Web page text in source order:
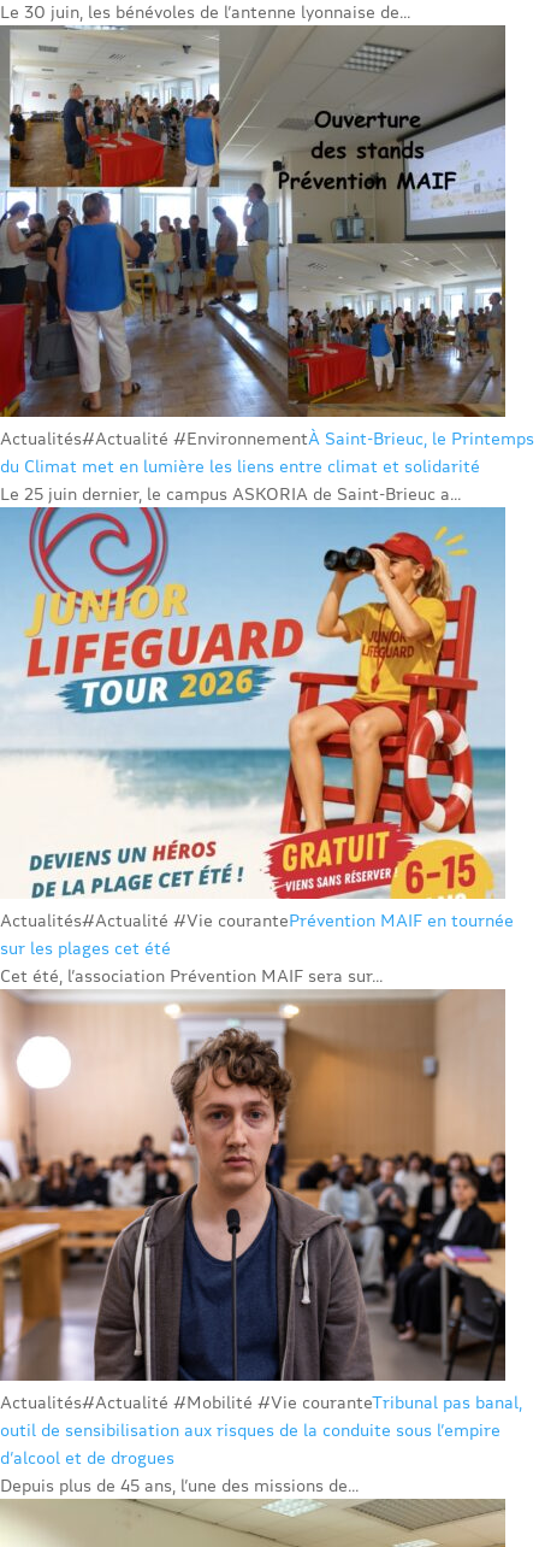
Le 30 juin, les bénévoles de l’antenne lyonnaise de...
Actualités#Actualité #EnvironnementÀ Saint-Brieuc, le Printemps
du Climat met en lumière les liens entre climat et solidarité
Le 25 juin dernier, le campus ASKORIA de Saint-Brieuc a...
Actualités#Actualité #Vie courantePrévention MAIF en tournée
sur les plages cet été
Cet été, l’association Prévention MAIF sera sur...
Actualités#Actualité #Mobilité #Vie couranteTribunal pas banal,
outil de sensibilisation aux risques de la conduite sous l’empire
d’alcool et de drogues
Depuis plus de 45 ans, l’une des missions de...